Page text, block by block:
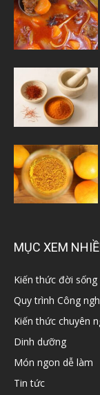
MỤC XEM
Kiến thức đời sống
Quy trình Công
Kiến thức chuyên
Dinh dưỡng
Món ngon dễ làm
Tin tức